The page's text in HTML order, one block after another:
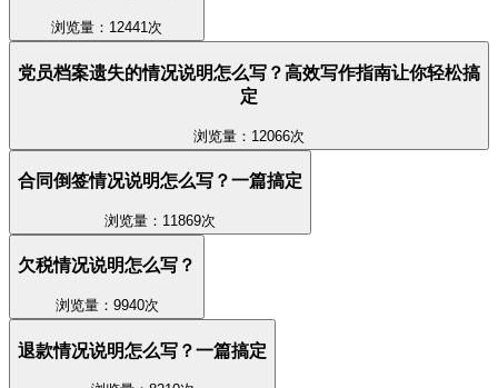
浏览量：12441次
党员档案遗失的情况说明怎么写？高效写作指南让你轻松搞
定
浏览量：12066次
合同倒签情况说明怎么写？一篇搞定
浏览量：11869次
欠税情况说明怎么写？
浏览量：9940次
退款情况说明怎么写？一篇搞定